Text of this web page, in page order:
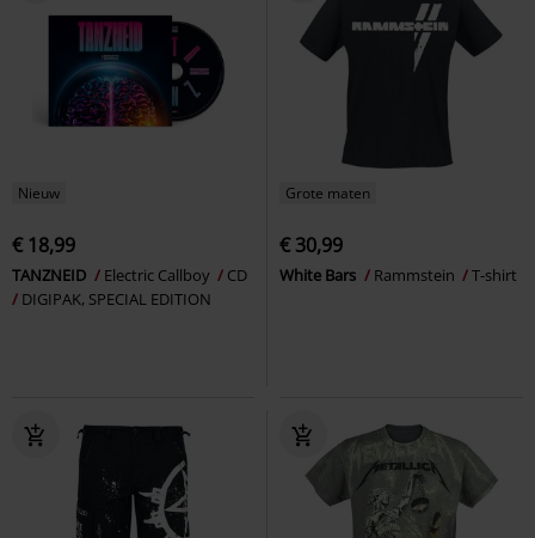
Nieuw
€ 18,99
TANZNEID Electric Callboy
CD
DIGIPAK, SPECIAL EDITION
Grote maten
€ 30,99
White Bars Rammstein T-shirt